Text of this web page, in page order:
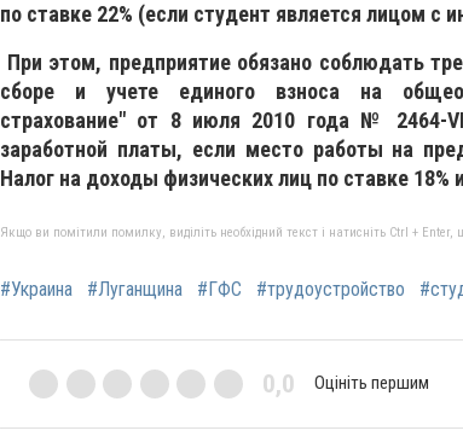
по ставке 22% (если студент является лицом с
При этом, предприятие обязано соблюдать
сборе и учете единого взноса на
страхование" от 8 июля 2010 года № 2464-
заработной платы, если место работы на
Налог на доходы физических лиц по ставке 18%
Якщо ви помітили помилку, виділіть необхідний текст і натисніть Ctrl +
#Украина #Луганщина #ГФС #трудоустройство
0,0 Оцініть першим